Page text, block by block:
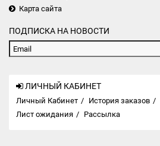
Карта сайта
ПОДПИСКА НА НОВОСТИ
ЛИЧНЫЙ КАБИНЕТ
Личный Кабинет История заказов
Лист ожидания
Рассылка